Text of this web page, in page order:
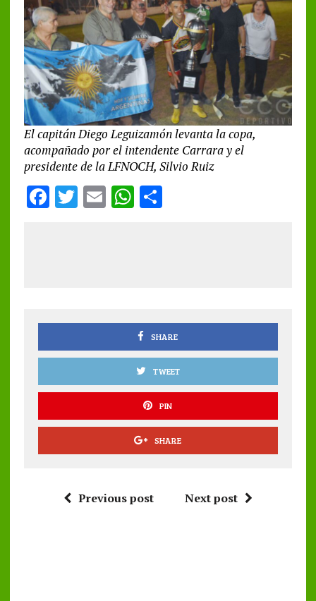
El capitán Diego Leguizamón levanta la copa,
acompañado por el intendente Carrara y el
presidente de la LFNOCH, Silvio Ruiz
F
k
T E W
p
S
SHARE
TWEET
PIN
SHARE
Previous post Next post